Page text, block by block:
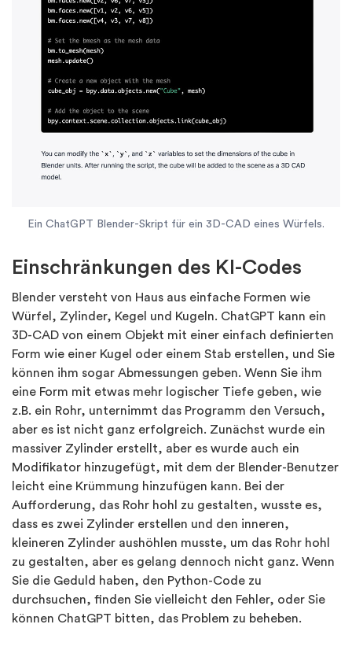
Ein ChatGPT Blender-Skript für ein 3D-CAD eines Würfels.
Einschränkungen des KI-Codes
Blender versteht von Haus aus einfache Formen wie
Würfel, Zylinder, Kegel und Kugeln. ChatGPT kann ein
3D-CAD von einem Objekt mit einer einfach definierten
Form wie einer Kugel oder einem Stab erstellen, und Sie
können ihm sogar Abmessungen geben. Wenn Sie ihm
eine Form mit etwas mehr logischer Tiefe geben, wie
z.B. ein Rohr, unternimmt das Programm den Versuch,
aber es ist nicht ganz erfolgreich. Zunächst wurde ein
massiver Zylinder erstellt, aber es wurde auch ein
Modifikator hinzugefügt, mit dem der Blender-Benutzer
leicht eine Krümmung hinzufügen kann. Bei der
Aufforderung, das Rohr hohl zu gestalten, wusste es,
dass es zwei Zylinder erstellen und den inneren,
kleineren Zylinder aushöhlen musste, um das Rohr hohl
zu gestalten, aber es gelang dennoch nicht ganz. Wenn
Sie die Geduld haben, den Python-Code zu
durchsuchen, finden Sie vielleicht den Fehler, oder Sie
können ChatGPT bitten, das Problem zu beheben.